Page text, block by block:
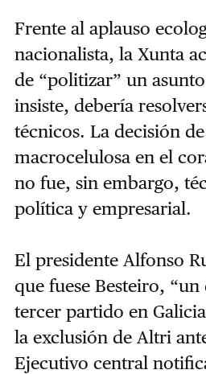
Frente al aplauso
nacionalista, la Xunta
de “politizar” un
insiste, debería
técnicos. La decisión
macrocelulosa en el
no fue, sin embargo,
política y empresarial.
El presidente Alfonso
que fuese Besteiro,
tercer partido en
la exclusión de Altri
Ejecutivo central